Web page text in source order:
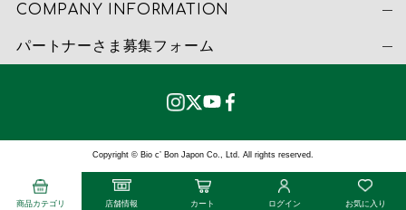
商品カテゴリ 店舗情報 カート ログイン お気に入り
COMPANY INFORMATION
パートナーさま募集フォーム
Copyright © Bio c’ Bon Japon Co., Ltd. All rights reserved.